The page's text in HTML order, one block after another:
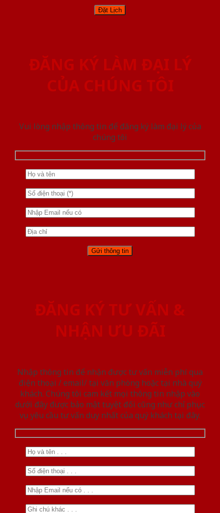
ĐĂNG KÝ LÀM ĐẠI LÝ
CỦA CHÚNG TÔI
Vui lòng nhập thông tin để đăng ký làm đại lý của
chúng tôi
ĐĂNG KÝ TƯ VẤN &
NHẬN ƯU ĐÃI
Nhập thông tin để nhận được tư vấn miễn phí qua
điện thoại / email/ tại văn phòng hoặc tại nhà quý
khách. Chúng tôi cam kết mọi thông tin nhập vào
dưới đây được bảo mật tuyệt đối cũng như chỉ phục
vụ yêu cầu tư vấn duy nhất của quý khách tại đây.